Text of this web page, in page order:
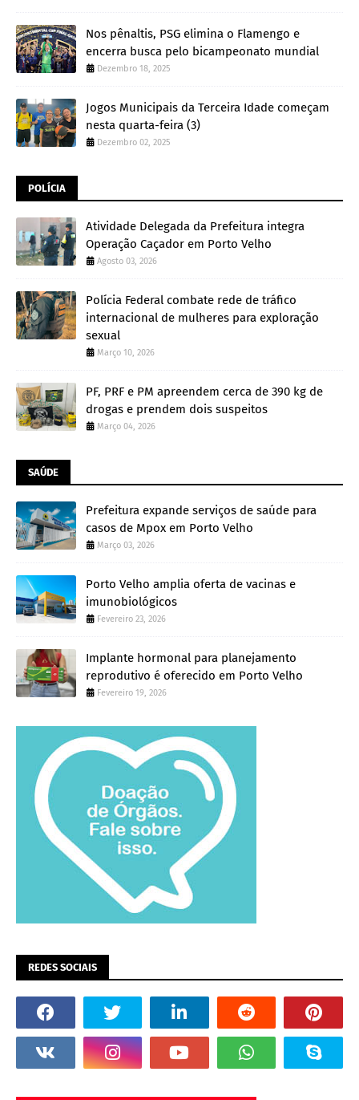
Nos pênaltis, PSG elimina o Flamengo e
encerra busca pelo bicampeonato mundial
Dezembro 18, 2025
Jogos Municipais da Terceira Idade começam
nesta quarta-feira (3)
Dezembro 02, 2025
POLÍCIA
Atividade Delegada da Prefeitura integra
Operação Caçador em Porto Velho
Agosto 03, 2026
Polícia Federal combate rede de tráfico
internacional de mulheres para exploração
sexual
Março 10, 2026
PF, PRF e PM apreendem cerca de 390 kg de
drogas e prendem dois suspeitos
Março 04, 2026
SAÚDE
Prefeitura expande serviços de saúde para
casos de Mpox em Porto Velho
Março 03, 2026
Porto Velho amplia oferta de vacinas e
imunobiológicos
Fevereiro 23, 2026
Implante hormonal para planejamento
reprodutivo é oferecido em Porto Velho
Fevereiro 19, 2026
REDES SOCIAIS